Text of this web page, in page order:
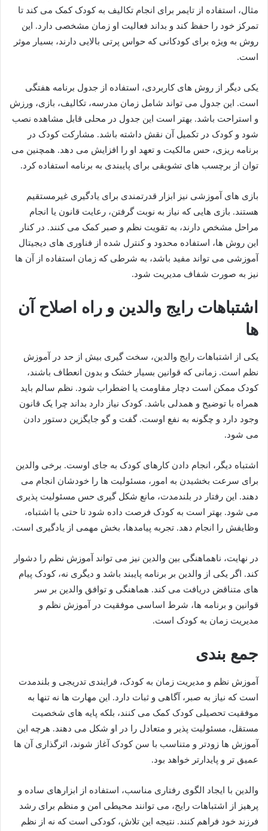
مثال، استفاده از تایمر برای انجام تکالیف به کودک کمک می کند تا
تمرکز خود را حفظ کند و بداند فعالیت او زمان مشخصی دارد. این
روش به ویژه برای کودکانی که حواس پرتی بالایی دارند، بسیار موثر
است.
یکی دیگر از روش های کاربردی، استفاده از جدول برنامه هفتگی
است. این جدول می تواند شامل زمان مدرسه، تکالیف، بازی، ورزش
و استراحت باشد. بهتر است این جدول در محلی قابل مشاهده نصب
شود و کودک در تکمیل آن نقش داشته باشد. مشارکت کودک در
برنامه ریزی، حس مالکیت و تعهد او را افزایش می دهد. همچنین می
توان از برچسب های تشویقی برای پایبندی به برنامه استفاده کرد.
بازی های آموزشی نیز ابزار قدرتمندی برای یادگیری غیرمستقیم
هستند. بازی هایی که نیاز به نوبت گرفتن، رعایت قانون یا انجام
مراحل مشخص دارند، به تقویت نظم و صبر کمک می کنند. در کنار
این روش ها، استفاده محدود و کنترل شده از فناوری های دیجیتال
آموزشی می تواند مفید باشد، به شرطی که زمان استفاده از آن ها
نیز به صورت شفاف مدیریت شود.
اشتباهات رایج والدین و راه اصلاح آن
ها
یکی از اشتباهات رایج والدین، سخت گیری بیش از حد در آموزش
نظم است. زمانی که قوانین بسیار خشک و بدون انعطاف باشند،
کودک ممکن است دچار مقاومت یا اضطراب شود. نظم سالم باید
همراه با توضیح و همدلی باشد. کودک نیاز دارد بداند چرا یک قانون
وجود دارد و چگونه به نفع اوست. گفت و گو جایگزین دستور دادن
می شود.
اشتباه دیگر، انجام دادن کارهای کودک به جای اوست. برخی والدین
برای سرعت بخشیدن به امور، مسئولیت ها را خودشان انجام می
دهند. این رفتار در بلندمدت، مانع شکل گیری حس مسئولیت پذیری
می شود. بهتر است به کودک فرصت داده شود تا حتی با اشتباه،
وظایفش را انجام دهد. تجربه پیامدها، بخش مهمی از یادگیری است.
در نهایت، ناهماهنگی بین والدین نیز می تواند آموزش نظم را دشوار
کند. اگر یکی از والدین بر برنامه پایبند باشد و دیگری نه، کودک پیام
های متناقض دریافت می کند. هماهنگی و توافق والدین بر سر
قوانین و برنامه ها، شرط اساسی موفقیت در آموزش نظم و
مدیریت زمان به کودک است.
جمع بندی
آموزش نظم و مدیریت زمان به کودک، فرایندی تدریجی و بلندمدت
است که نیاز به صبر، آگاهی و ثبات دارد. این مهارت ها نه تنها به
موفقیت تحصیلی کودک کمک می کنند، بلکه پایه های شخصیت
مستقل، مسئولیت پذیر و متعادل را در او شکل می دهند. هرچه این
آموزش ها زودتر و متناسب با سن کودک آغاز شوند، اثرگذاری آن ها
عمیق تر و پایدارتر خواهد بود.
والدین با ایجاد الگوی رفتاری مناسب، استفاده از ابزارهای ساده و
پرهیز از اشتباهات رایج، می توانند محیطی امن و منظم برای رشد
فرزند خود فراهم کنند. نتیجه این تلاش، کودکی است که نه از نظم